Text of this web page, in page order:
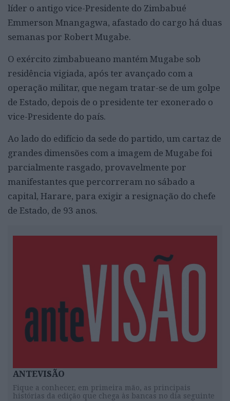
líder o antigo vice-Presidente do Zimbabué
Emmerson Mnangagwa, afastado do cargo há duas
semanas por Robert Mugabe.
O exército zimbabueano mantém Mugabe sob
residência vigiada, após ter avançado com a
operação militar, que negam tratar-se de um golpe
de Estado, depois de o presidente ter exonerado o
vice-Presidente do país.
Ao lado do edifício da sede do partido, um cartaz de
grandes dimensões com a imagem de Mugabe foi
parcialmente rasgado, provavelmente por
manifestantes que percorreram no sábado a
capital, Harare, para exigir a resignação do chefe
de Estado, de 93 anos.
ANTEVISÃO
Fique a conhecer, em primeira mão, as principais
histórias da edição que chega às bancas no dia seguinte